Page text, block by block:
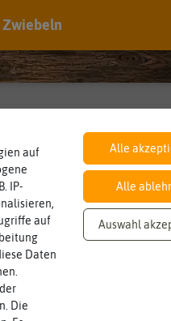
auf
IP-
auf
Daten
Die
Alle
Alle
Auswahl
Zwiebeln